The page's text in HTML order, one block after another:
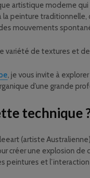
artistique moderne
peinture traditionnelle,
mouvements
variété de textures et
, je vous invite à
d’une grande
technique
(artiste
créer une explosion
peintures et